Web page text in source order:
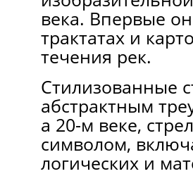
века. Впервые
трактатах и
течения рек.
Стилизованные
абстрактным
а 20-м веке,
символом,
логических и